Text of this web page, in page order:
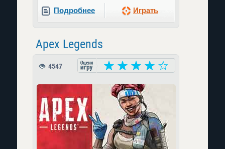
Подробнее Играть
Apex Legends
4547